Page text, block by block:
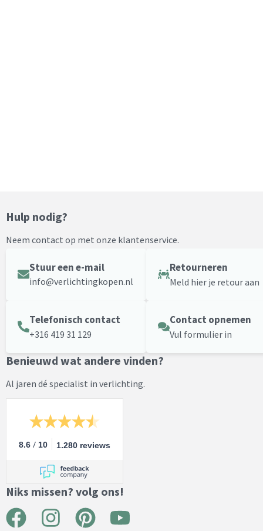
Hulp nodig?
Neem contact op met onze klantenservice.
Stuur een e-mail
info@verlichtingkopen.nl
Retourneren
Meld hier je retour aan
Telefonisch contact
+316 419 31 129
Contact opnemen
Vul formulier in
Benieuwd wat andere vinden?
Al jaren dé specialist in verlichting.
8.6 / 10 1.280 reviews
Niks missen? volg ons!
F
I
P
Y